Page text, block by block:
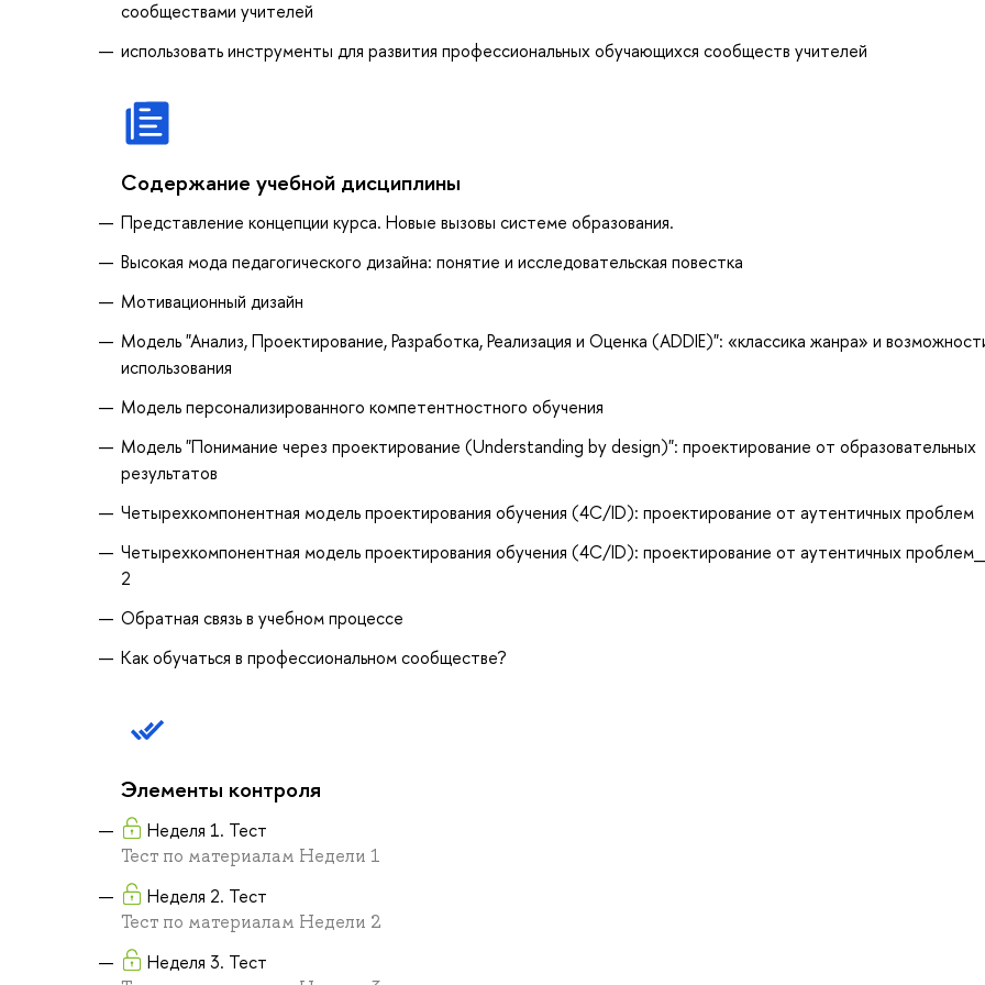
сообществами учителей
использовать инструменты для развития профессиональных обучающихся сообществ учителей
Содержание учебной дисциплины
Представление концепции курса. Новые вызовы системе образования.
Высокая мода педагогического дизайна: понятие и исследовательская повестка
Мотивационный дизайн
Модель "Анализ, Проектирование, Разработка, Реализация и Оценка (ADDIE)": «классика жанра» и
использования
Модель персонализированного компетентностного обучения
Модель "Понимание через проектирование (Understanding by design)": проектирование от образовательных
результатов
Четырехкомпонентная модель проектирования обучения (4C/ID): проектирование от аутентичных проблем
Четырехкомпонентная модель проектирования обучения (4C/ID): проектирование от аутентичных
2
Обратная связь в учебном процессе
Как обучаться в профессиональном сообществе?
Элементы контроля
Неделя 1. Тест
Тест по материалам Недели 1
Неделя 2. Тест
Тест по материалам Недели 2
Неделя 3. Тест